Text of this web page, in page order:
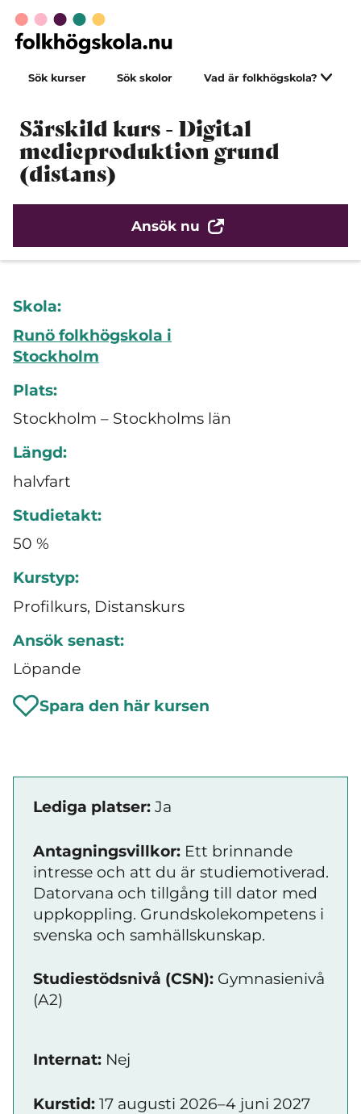
Sök kurser Sök skolor Vad är folkhögskola?
Särskild kurs - Digital
medieproduktion grund
(distans)
Ansök nu
Skola:
Runö folkhögskola i
Stockholm
Plats:
Stockholm – Stockholms län
Längd:
halvfart
Studietakt:
50 %
Kurstyp:
Profilkurs, Distanskurs
Ansök senast:
Löpande
Spara den här kursen
Lediga platser: Ja
Antagningsvillkor: Ett brinnande
intresse och att du är studiemotiverad.
Datorvana och tillgång till dator med
uppkoppling. Grundskolekompetens i
svenska och samhällskunskap.
Studiestödsnivå (CSN): Gymnasienivå
(A2)
Internat: Nej
Kurstid: 17 augusti 2026–4 juni 2027